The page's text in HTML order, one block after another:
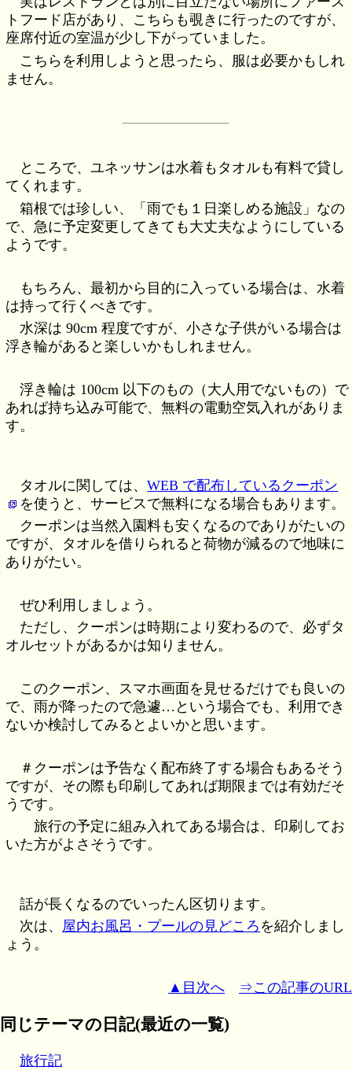
トフード店があり、こちらも覗きに行ったのですが、
座席付近の室温が少し下がっていました。
こちらを利用しようと思ったら、服は必要かもしれ
ません。
ところで、ユネッサンは水着もタオルも有料で貸し
てくれます。
箱根では珍しい、「雨でも１日楽しめる施設」なの
で、急に予定変更してきても大丈夫なようにしている
ようです。
もちろん、最初から目的に入っている場合は、水着
は持って行くべきです。
水深は 90cm 程度ですが、小さな子供がいる場合は
浮き輪があると楽しいかもしれません。
浮き輪は 100cm 以下のもの（大人用でないもの）で
あれば持ち込み可能で、無料の電動空気入れがありま
す。
タオルに関しては、WEB で配布しているクーポン
を使うと、サービスで無料になる場合もあります。
クーポンは当然入園料も安くなるのでありがたいの
ですが、タオルを借りられると荷物が減るので地味に
ありがたい。
ぜひ利用しましょう。
ただし、クーポンは時期により変わるので、必ずタ
オルセットがあるかは知りません。
このクーポン、スマホ画面を見せるだけでも良いの
で、雨が降ったので急遽…という場合でも、利用でき
ないか検討してみるとよいかと思います。
＃クーポンは予告なく配布終了する場合もあるそう
ですが、その際も印刷してあれば期限までは有効だそ
うです。
旅行の予定に組み入れてある場合は、印刷してお
いた方がよさそうです。
話が長くなるのでいったん区切ります。
次は、 屋内お風呂・プールの見どころ を紹介しまし
ょう。
▲目次へ ⇒この記事のURL
同じテーマの日記(最近の一覧)
旅行記